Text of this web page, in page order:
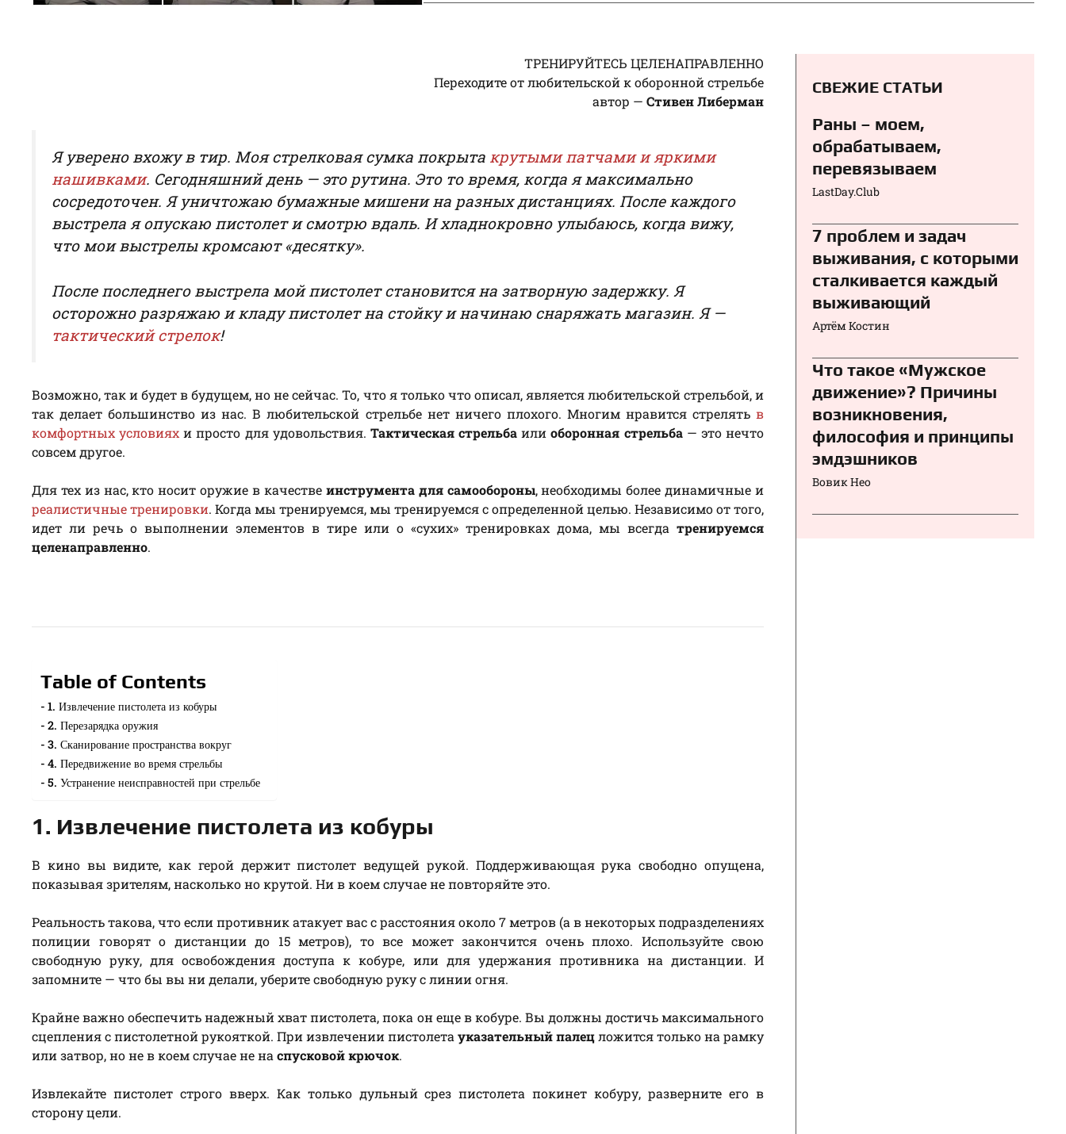
ТРЕНИРУЙТЕСЬ ЦЕЛЕНАПРАВЛЕННО
Переходите от любительской к оборонной стрельбе
автор — Стивен Либерман
Я уверено вхожу в тир. Моя стрелковая сумка покрыта крутыми патчами и яркими
нашивками. Сегодняшний день — это рутина. Это то время, когда я максимально
сосредоточен. Я уничтожаю бумажные мишени на разных дистанциях. После каждого
выстрела я опускаю пистолет и смотрю вдаль. И хладнокровно улыбаюсь, когда вижу,
что мои выстрелы кромсают «десятку».
После последнего выстрела мой пистолет становится на затворную задержку. Я
осторожно разряжаю и кладу пистолет на стойку и начинаю снаряжать магазин. Я —
тактический стрелок!
Возможно, так и будет в будущем, но не сейчас. То, что я только что описал, является любительской стрельбой, и
так делает большинство из нас. В любительской стрельбе нет ничего плохого. Многим нравится стрелятьв
комфортных условиях и просто для удовольствия. Тактическая стрельба илиоборонная стрельба— это нечто
совсем другое.
Для тех из нас, кто носит оружие в качестве инструмента для самообороны, необходимы более динамичные и
реалистичные тренировки. Когда мы тренируемся, мы тренируемся с определенной целью. Независимо от того,
идет ли речь о выполнении элементов в тире или о «сухих» тренировках дома, мы всегда тренируемся
целенаправленно.
Table of Contents
1. Извлечение пистолета из кобуры
2. Перезарядка оружия
3. Сканирование пространства вокруг
4. Передвижение во время стрельбы
5. Устранение неисправностей при стрельбе
1. Извлечение пистолета из кобуры
В кино вы видите, как герой держит пистолет ведущей рукой. Поддерживающая рука свободно опущена,
показывая зрителям, насколько но крутой. Ни в коем случае не повторяйте это.
Реальность такова, что если противник атакует вас с расстояния около 7 метров (а в некоторых подразделениях
полиции говорят о дистанции до 15 метров), то все может закончится очень плохо. Используйте свою
свободную руку, для освобождения доступа к кобуре, или для удержания противника на дистанции. И
запомните — что бы вы ни делали, уберите свободную руку с линии огня.
Крайне важно обеспечить надежный хват пистолета, пока он еще в кобуре. Вы должны достичь максимального
сцепления с пистолетной рукояткой. При извлечении пистолета указательный палецложится только на рамку
или затвор, но не в коем случае не на спусковой крючок.
Извлекайте пистолет строго вверх. Как только дульный срез пистолета покинет кобуру, разверните его в
сторону цели.
СВЕЖИЕ СТАТЬИ
Раны – моем,
обрабатываем,
перевязываем⁠⁠
LastDay.Club
7 проблем и задач
выживания, с которыми
сталкивается каждый
выживающий
Артём Костин
Что такое «Мужское
движение»? Причины
возникновения,
философия и принципы
эмдэшников
Вовик Нео